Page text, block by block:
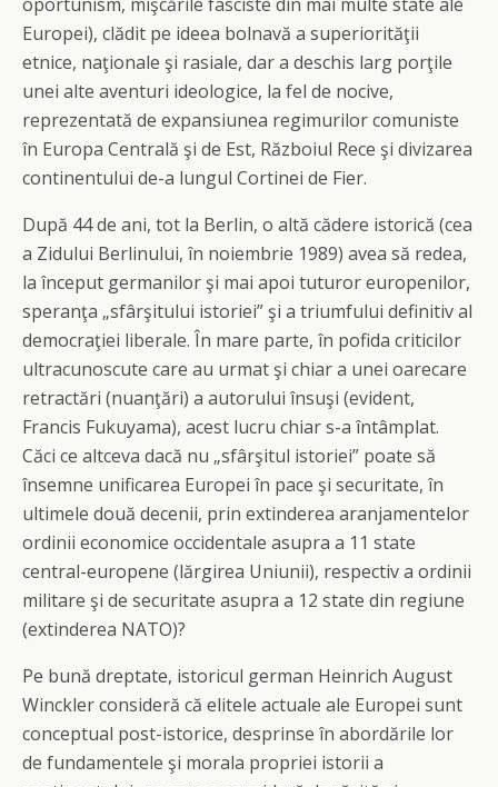
Europei), clădit pe ideea bolnavă a superiorităţii
etnice, naţionale şi rasiale, dar a deschis larg porţile
unei alte aventuri ideologice, la fel de nocive,
reprezentată de expansiunea regimurilor comuniste
în Europa Centrală şi de Est, Războiul Rece şi divizarea
continentului de-a lungul Cortinei de Fier.
După 44 de ani, tot la Berlin, o altă cădere istorică (cea
a Zidului Berlinului, în noiembrie 1989) avea să redea,
la început germanilor şi mai apoi tuturor europenilor,
speranţa „sfârşitului istoriei” şi a triumfului definitiv al
democraţiei liberale. În mare parte, în pofida criticilor
ultracunoscute care au urmat şi chiar a unei oarecare
retractări (nuanţări) a autorului însuşi (evident,
Francis Fukuyama), acest lucru chiar s-a întâmplat.
Căci ce altceva dacă nu „sfârşitul istoriei” poate să
însemne unificarea Europei în pace şi securitate, în
ultimele două decenii, prin extinderea aranjamentelor
ordinii economice occidentale asupra a 11 state
central-europene (lărgirea Uniunii), respectiv a ordinii
militare şi de securitate asupra a 12 state din regiune
(extinderea NATO)?
Pe bună dreptate, istoricul german Heinrich August
Winckler consideră că elitele actuale ale Europei sunt
conceptual post-istorice, desprinse în abordările lor
de fundamentele şi morala propriei istorii a